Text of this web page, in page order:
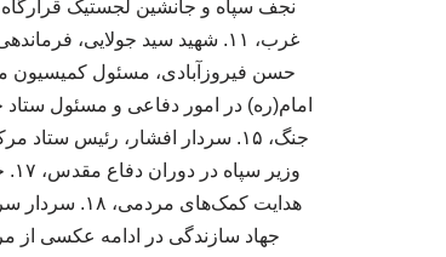
جهاد سازندگی در ادامه عکسی از